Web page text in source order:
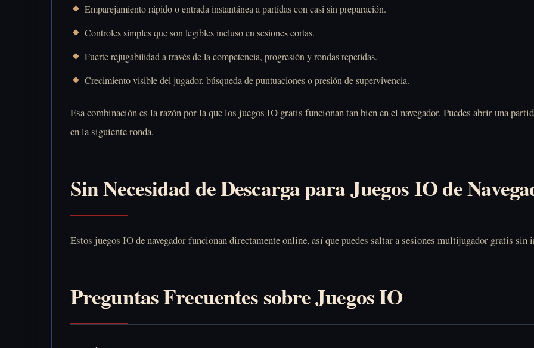
Emparejamiento rápido o entrada instantánea a partidas con casi sin preparación.
Controles simples que son legibles incluso en sesiones cortas.
Fuerte rejugabilidad a través de la competencia, progresión y rondas repetidas.
Crecimiento visible del jugador, búsqueda de puntuaciones o presión de supervivencia.
Esa combinación es la razón por la que los juegos IO gratis funcionan tan bien en el navegador. Puedes abrir una
en la siguiente ronda.
Sin Necesidad de Descarga para Juegos IO de
Estos juegos IO de navegador funcionan directamente online, así que puedes saltar a sesiones multijugador gratis
Preguntas Frecuentes sobre Juegos IO